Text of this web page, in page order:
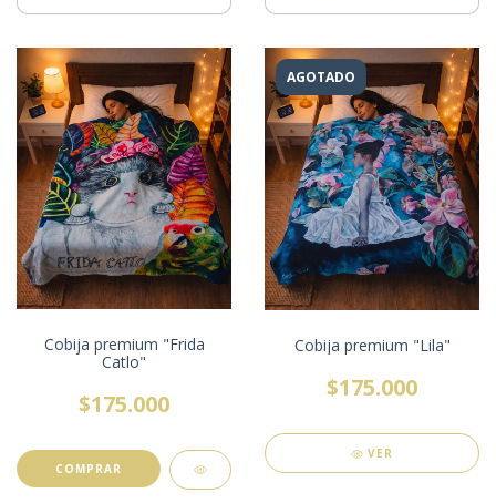
Cobija premium "Frida
Catlo"
$175.000
AGOTADO
Cobija premium "Lila"
$175.000
VER